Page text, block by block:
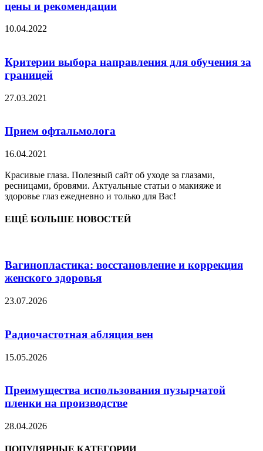
цены и рекомендации
10.04.2022
Критерии выбора направления для обучения за
границей
27.03.2021
Прием офтальмолога
16.04.2021
Красивые глаза. Полезный сайт об уходе за глазами,
ресницами, бровями. Актуальные статьи о макияже и
здоровье глаз ежедневно и только для Вас!
ЕЩЁ БОЛЬШЕ НОВОСТЕЙ
Вагинопластика: восстановление и коррекция
женского здоровья
23.07.2026
Радиочастотная абляция вен
15.05.2026
Преимущества использования пузырчатой
пленки на производстве
28.04.2026